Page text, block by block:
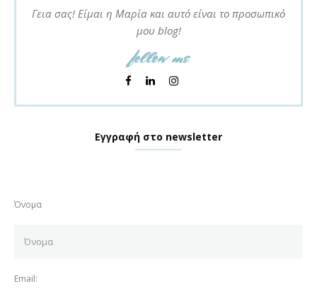
Γεια σας! Είμαι η Μαρία και αυτό είναι το προσωπικό
μου blog!
follow me
Εγγραφή στο newsletter
Όνομα
Email: